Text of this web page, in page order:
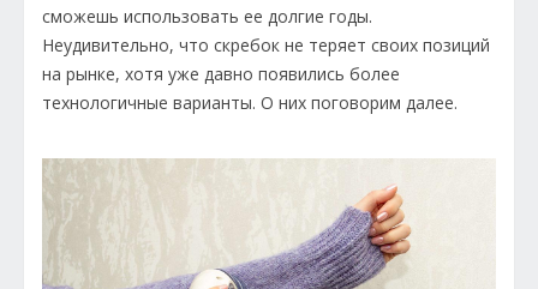
сможешь использовать ее долгие годы.
Неудивительно, что скребок не теряет своих позиций
на рынке, хотя уже давно появились более
технологичные варианты. О них поговорим далее.